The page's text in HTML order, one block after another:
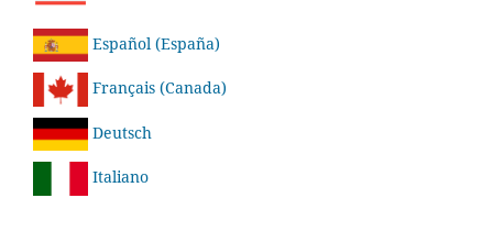
Español (España)
Français (Canada)
Deutsch
Italiano